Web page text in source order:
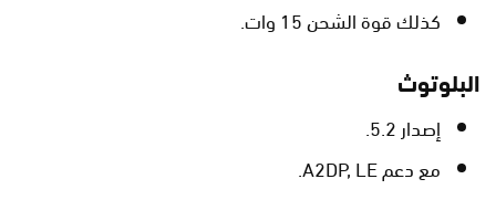
كذلك قوة الشحن 15 وات.
البلوتوث
إصدار 5.2.
مع دعم A2DP, LE.